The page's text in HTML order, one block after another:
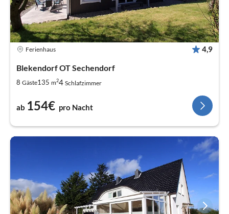
Ferienhaus 4,9
Blekendorf OT Sechendorf
8 Gäste135 m24 Schlafzimmer
ab 154€ pro Nacht